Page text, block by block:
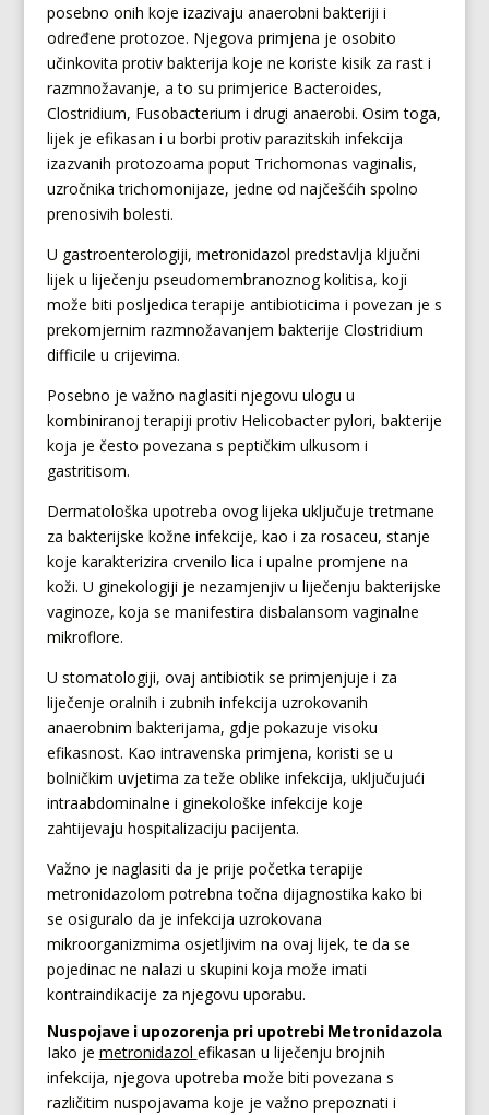
posebno onih koje izazivaju anaerobni bakteriji i
određene protozoe. Njegova primjena je osobito
učinkovita protiv bakterija koje ne koriste kisik za rast i
razmnožavanje, a to su primjerice Bacteroides,
Clostridium, Fusobacterium i drugi anaerobi. Osim toga,
lijek je efikasan i u borbi protiv parazitskih infekcija
izazvanih protozoama poput Trichomonas vaginalis,
uzročnika trichomonijaze, jedne od najčešćih spolno
prenosivih bolesti.
U gastroenterologiji, metronidazol predstavlja ključni
lijek u liječenju pseudomembranoznog kolitisa, koji
može biti posljedica terapije antibioticima i povezan je s
prekomjernim razmnožavanjem bakterije Clostridium
difficile u crijevima.
Posebno je važno naglasiti njegovu ulogu u
kombiniranoj terapiji protiv Helicobacter pylori, bakterije
koja je često povezana s peptičkim ulkusom i
gastritisom.
Dermatološka upotreba ovog lijeka uključuje tretmane
za bakterijske kožne infekcije, kao i za rosaceu, stanje
koje karakterizira crvenilo lica i upalne promjene na
koži. U ginekologiji je nezamjenjiv u liječenju bakterijske
vaginoze, koja se manifestira disbalansom vaginalne
mikroflore.
U stomatologiji, ovaj antibiotik se primjenjuje i za
liječenje oralnih i zubnih infekcija uzrokovanih
anaerobnim bakterijama, gdje pokazuje visoku
efikasnost. Kao intravenska primjena, koristi se u
bolničkim uvjetima za teže oblike infekcija, uključujući
intraabdominalne i ginekološke infekcije koje
zahtijevaju hospitalizaciju pacijenta.
Važno je naglasiti da je prije početka terapije
metronidazolom potrebna točna dijagnostika kako bi
se osiguralo da je infekcija uzrokovana
mikroorganizmima osjetljivim na ovaj lijek, te da se
pojedinac ne nalazi u skupini koja može imati
kontraindikacije za njegovu uporabu.
Nuspojave i upozorenja pri upotrebi Metronidazola
Iako je metronidazol efikasan u liječenju brojnih
infekcija, njegova upotreba može biti povezana s
različitim nuspojavama koje je važno prepoznati i